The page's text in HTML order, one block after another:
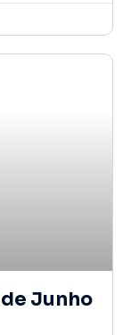
Junho